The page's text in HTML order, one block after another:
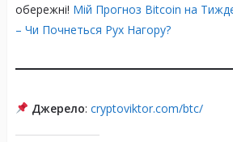
обережні! Мій Прогноз Bitcoin на
– Чи Почнеться Рух Нагору?
Джерело: cryptoviktor.com/btc/